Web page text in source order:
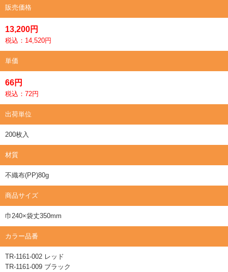
販売価格
13,200円
税込：14,520円
単価
66円
税込：72円
出荷単位
200枚入
材質
不織布(PP)80g
商品サイズ
巾240×袋丈350mm
カラー品番
TR-1161-002 レッド
TR-1161-009 ブラック